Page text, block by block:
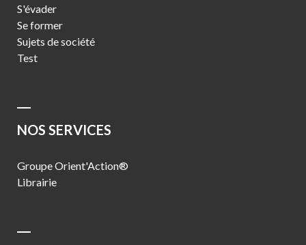
S'évader
Se former
Sujets de société
Test
NOS SERVICES
Groupe Orient'Action®
Librairie